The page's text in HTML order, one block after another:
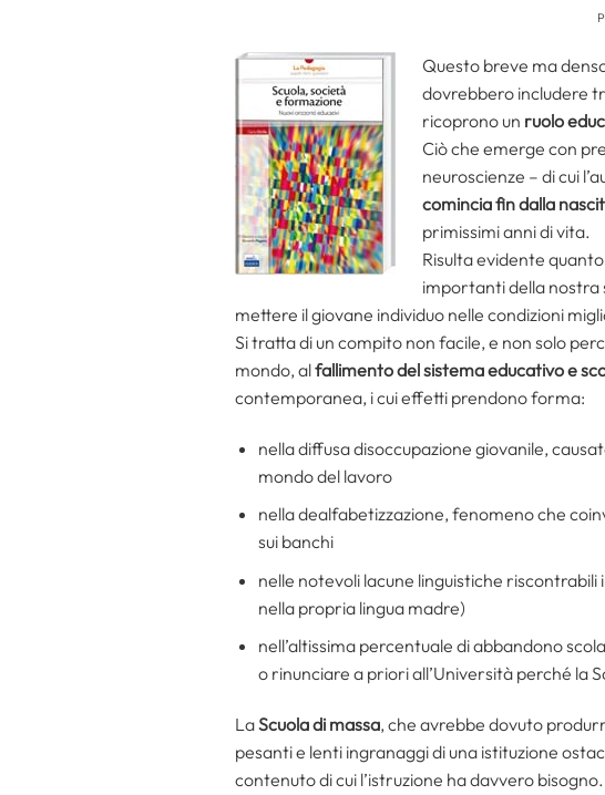
Questo breve ma
dovrebbero includere
ricoprono un ruolo
Ciò che emerge con
neuroscienze – di cui
comincia fin dalla
primissimi anni di vita.
Risulta evidente
importanti della nostra
mettere il giovane individuo nelle condizioni
Si tratta di un compito non facile, e non solo
mondo, alfallimento del sistema educativo e
contemporanea, i cui effetti prendono forma:
nella diffusa disoccupazione giovanile,
mondo del lavoro
nella dealfabetizzazione, fenomeno che
sui banchi
nelle notevoli lacune linguistiche
nella propria lingua madre)
nell’altissima percentuale di abbandono
o rinunciare a priori all’Università perché la
LaScuola di massa, che avrebbe dovuto
pesanti e lenti ingranaggi di una istituzione
contenuto di cui l’istruzione ha davvero bisogno.